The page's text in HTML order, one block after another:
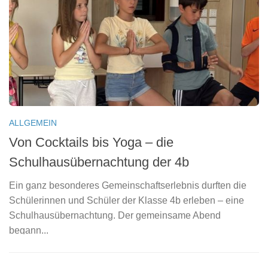
ALLGEMEIN
Von Cocktails bis Yoga – die
Schulhausübernachtung der 4b
Ein ganz besonderes Gemeinschaftserlebnis durften die
Schülerinnen und Schüler der Klasse 4b erleben – eine
Schulhausübernachtung. Der gemeinsame Abend
begann...